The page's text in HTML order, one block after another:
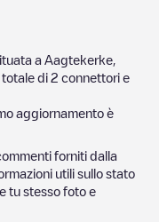
a Aagtekerke
totale di 2 connettori e
aggiornamento è
forniti dalla
utili sullo stato
tu stesso foto e